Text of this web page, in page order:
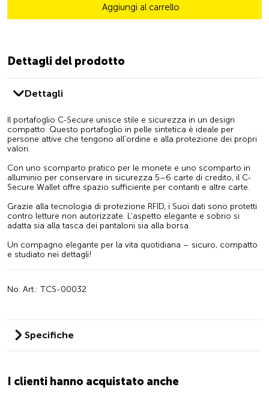
Aggiungi al carrello
Dettagli del prodotto
Dettagli
Il portafoglio C-Secure unisce stile e sicurezza in un design
compatto. Questo portafoglio in pelle sintetica è ideale per
persone attive che tengono all’ordine e alla protezione dei propri
valori.
Con uno scomparto pratico per le monete e uno scomparto in
alluminio per conservare in sicurezza 5–6 carte di credito, il C-
Secure Wallet offre spazio sufficiente per contanti e altre carte.
Grazie alla tecnologia di protezione RFID, i Suoi dati sono protetti
contro letture non autorizzate. L’aspetto elegante e sobrio si
adatta sia alla tasca dei pantaloni sia alla borsa.
Un compagno elegante per la vita quotidiana – sicuro, compatto
e studiato nei dettagli!
No. Art.: TCS-00032
Specifiche
I clienti hanno acquistato anche